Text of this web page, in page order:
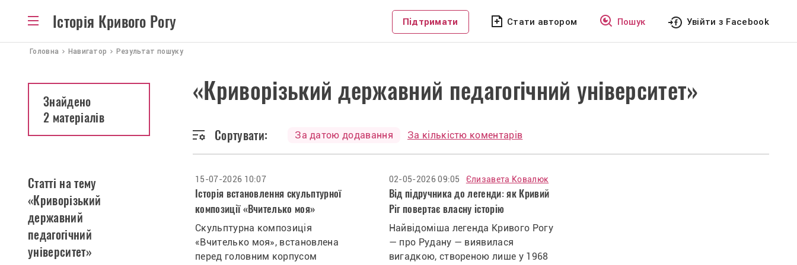
Історія Кривого Рогу Підтримати Стати автором Пошук Увійти з Facebook
Головна Навигатор Результат пошуку
«Криворізький державний педагогічний університет»
Сортувати: За датою додавання За кількістю коментарів
Знайдено
2 матеріалів
Статті на тему
«Криворізький
державний
педагогічний
університет»
15-07-2026 10:07
Історія встановлення скульптурної
композиції «Вчителько моя»
Скульптурна композиція
«Вчителько моя», встановлена
перед головним корпусом
02-05-2026 09:05 Єлизавета Ковалюк
Від підручника до легенди: як Кривий
Ріг повертає власну історію
Найвідоміша легенда Кривого Рогу
— про Рудану — виявилася
вигадкою, створеною лише у 1968